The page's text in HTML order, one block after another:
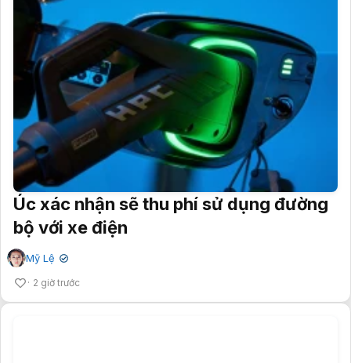
Úc xác nhận sẽ thu phí sử dụng đường
bộ với xe điện
Mỹ Lệ ✔
2 giờ trước